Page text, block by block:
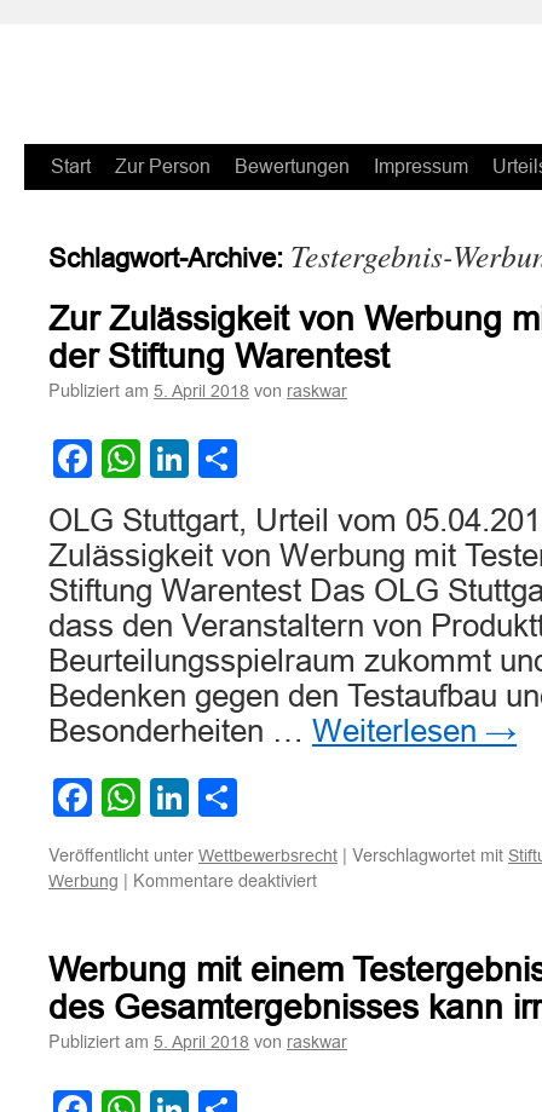
Zum
springen
Start Zur Person Bewertungen Impressum
Schlagwort-Archive: Testergebnis-
Zur Zulässigkeit von Werbung
der Stiftung Warentest
Publiziert am 5. April 2018 von raskwar
Facebook
WhatsApp
LinkedIn
OLG Stuttgart, Urteil vom
Zulässigkeit von Werbung mit
Stiftung Warentest Das OLG
dass den Veranstaltern von
Beurteilungsspielraum zukommt
Bedenken gegen den Testaufbau
Besonderheiten … Weiterlesen →
Facebook
WhatsApp
LinkedIn
Veröffentlicht unter Wettbewerbsrecht | Verschlagwortet mit
Werbung | Kommentare deaktiviertfür
Werbung
mit
Testergebnissen
der
Werbung mit einem
des Gesamtergebnisses kann
Publiziert am 5. April 2018 von raskwar